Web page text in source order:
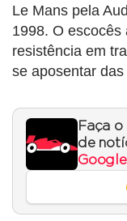
Le Mans pela
1998. O
resistência em
se aposentar
Faça o
de